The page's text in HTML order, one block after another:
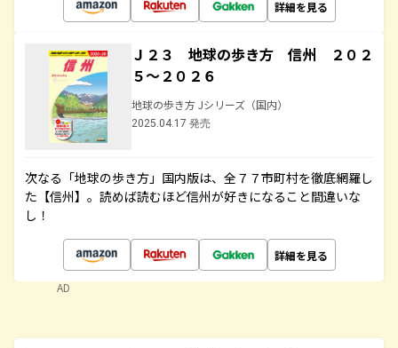
詳細を見る
Ｊ２３ 地球の歩き方 信州 ２０２
５～２０２６
地球の歩き方 Jシリーズ（国内）
2025.04.17 発売
次なる「地球の歩き方」国内版は、全７７市町村を徹底網羅し
た【信州】。読めば読むほど信州が好きになること間違いな
し！
詳細を見る
AD